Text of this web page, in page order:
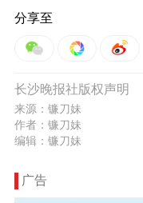
分享至
长沙晚报社版权声明
来源：镰刀妹
作者：镰刀妹
编辑：镰刀妹
广告